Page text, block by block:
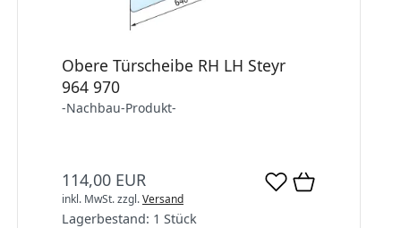
Obere Türscheibe RH LH Steyr
964 970
-Nachbau-Produkt-
114,00 EUR
inkl. MwSt.zzgl.Versand
Lagerbestand: 1 Stück